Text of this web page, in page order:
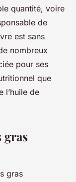
quantité, voire
de
est sans
nombreux
pour ses
que
l’huile de
gras
gras